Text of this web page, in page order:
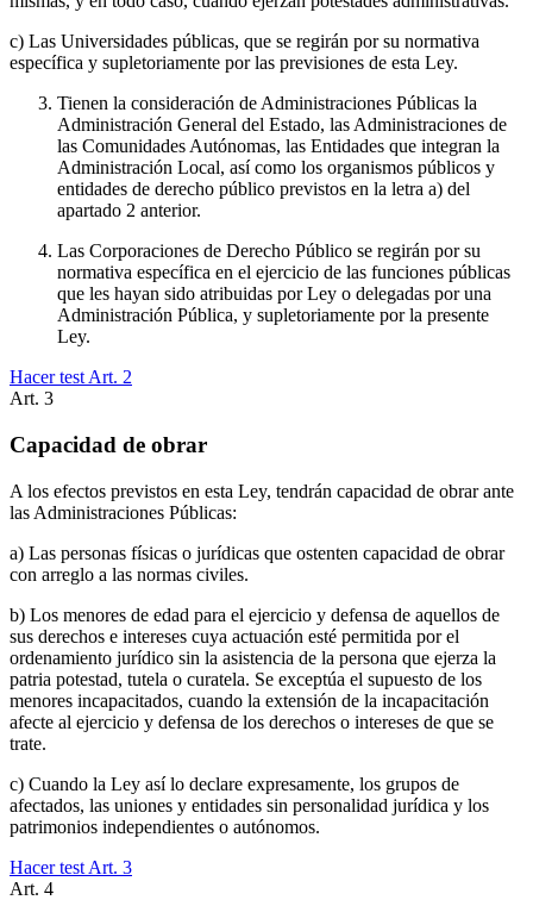
c) Las Universidades públicas, que se regirán por su normativa
específica y supletoriamente por las previsiones de esta Ley.
Tienen la consideración de Administraciones Públicas la
Administración General del Estado, las Administraciones de
las Comunidades Autónomas, las Entidades que integran la
Administración Local, así como los organismos públicos y
entidades de derecho público previstos en la letra a) del
apartado 2 anterior.
Las Corporaciones de Derecho Público se regirán por su
normativa específica en el ejercicio de las funciones públicas
que les hayan sido atribuidas por Ley o delegadas por una
Administración Pública, y supletoriamente por la presente
Ley.
Hacer test Art. 2
Art. 3
Capacidad de obrar
A los efectos previstos en esta Ley, tendrán capacidad de obrar ante
las Administraciones Públicas:
a) Las personas físicas o jurídicas que ostenten capacidad de obrar
con arreglo a las normas civiles.
b) Los menores de edad para el ejercicio y defensa de aquellos de
sus derechos e intereses cuya actuación esté permitida por el
ordenamiento jurídico sin la asistencia de la persona que ejerza la
patria potestad, tutela o curatela. Se exceptúa el supuesto de los
menores incapacitados, cuando la extensión de la incapacitación
afecte al ejercicio y defensa de los derechos o intereses de que se
trate.
c) Cuando la Ley así lo declare expresamente, los grupos de
afectados, las uniones y entidades sin personalidad jurídica y los
patrimonios independientes o autónomos.
Hacer test Art. 3
Art. 4